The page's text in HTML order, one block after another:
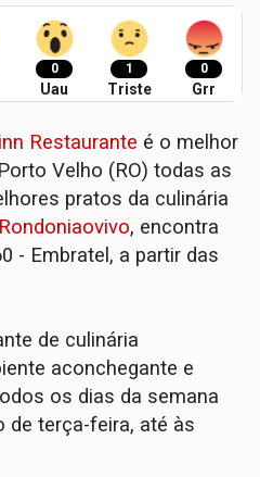
0
Uau
1
Triste
0
Grr
Restaurante é o melhor
Velho (RO) todas as
pratos da culinária
Rondoniaovivo, encontra
- Embratel, a partir das
de culinária
aconchegante e
os dias da semana
de terça-feira, até às